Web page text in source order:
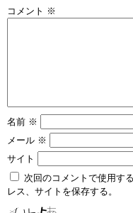
コメント ※
名前 ※
メール ※
サイト
次回のコメントで使用す
レス、サイトを保存する。